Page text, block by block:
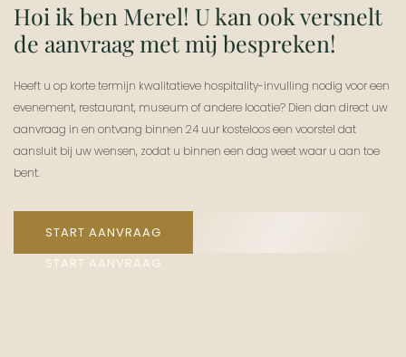
Hoi ik ben Merel! U kan ook versnelt
de aanvraag met mij bespreken!
Heeft u op korte termijn kwalitatieve hospitality-invulling nodig voor een
evenement, restaurant, museum of andere locatie? Dien dan direct uw
aanvraag in en ontvang binnen 24 uur kosteloos een voorstel dat
aansluit bij uw wensen, zodat u binnen een dag weet waar u aan toe
bent.
START AANVRAAG